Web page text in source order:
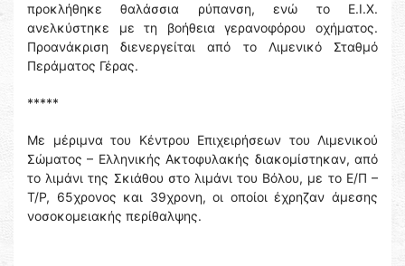
προκλήθηκε θαλάσσια ρύπανση, ενώ το Ε.Ι.Χ.
ανελκύστηκε με τη βοήθεια γερανοφόρου οχήματος.
Προανάκριση διενεργείται από το Λιμενικό Σταθμό
Περάματος Γέρας.
*****
Με μέριμνα του Κέντρου Επιχειρήσεων του Λιμενικού
Σώματος – Ελληνικής Ακτοφυλακής διακομίστηκαν, από
το λιμάνι της Σκιάθου στο λιμάνι του Βόλου, με το Ε/Π –
Τ/Ρ, 65χρονος και 39χρονη, οι οποίοι έχρηζαν άμεσης
νοσοκομειακής περίθαλψης.